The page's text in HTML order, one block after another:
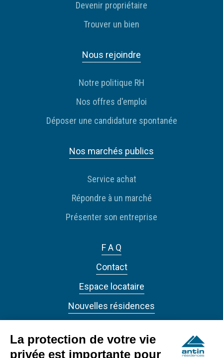
Devenir propriétaire
Trouver un bien
Nous rejoindre
Notre politique RH
Nos offres d'emploi
Déposer une candidature spontanée
Nos marchés publics
Service achat
Répondre à un marché
Présenter son entreprise
F A Q
Contact
Espace locataire
Nouvelles résidences
La protection de votre vie
privée est importante pour